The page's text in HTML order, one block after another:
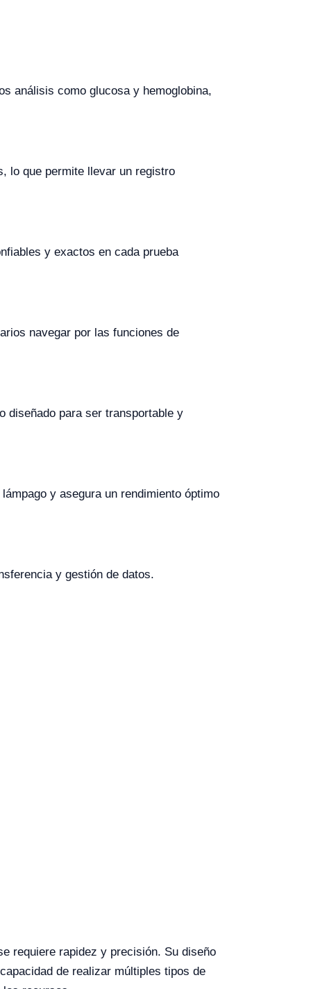
análisis como glucosa y hemoglobina,
lo que permite llevar un registro
y exactos en cada prueba
navegar por las funciones de
diseñado para ser transportable y
y asegura un rendimiento óptimo
y gestión de datos.
requiere rapidez y precisión. Su diseño
de realizar múltiples tipos de